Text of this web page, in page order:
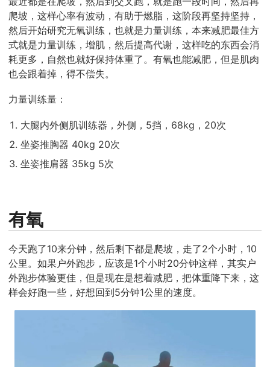
爬坡，这样心率有波动，有助于燃脂，这阶段再坚持坚持，
然后开始研究无氧训练，也就是力量训练，本来减肥最佳方
式就是力量训练，增肌，然后提高代谢，这样吃的东西会消
耗更多，自然也就好保持体重了。有氧也能减肥，但是肌肉
也会跟着掉，得不偿失。
力量训练量：
大腿内外侧肌训练器，外侧，5挡，68kg，20次
坐姿推胸器 40kg 20次
坐姿推肩器 35kg 5次
有氧
今天跑了10来分钟，然后剩下都是爬坡，走了2个小时，10
公里。如果户外跑步，应该是1个小时20分钟这样，其实户
外跑步体验更佳，但是现在是想着减肥，把体重降下来，这
样会好跑一些，好想回到5分钟1公里的速度。